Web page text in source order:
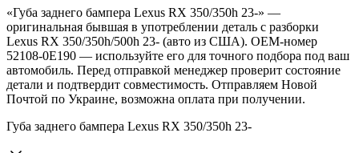
«Губа заднего бампера Lexus RX 350/350h 23-» —
оригинальная бывшая в употреблении деталь с разборки
Lexus RX 350/350h/500h 23- (авто из США). OEM-номер
52108-0E190 — используйте его для точного подбора под ваш
автомобиль. Перед отправкой менеджер проверит состояние
детали и подтвердит совместимость. Отправляем Новой
Почтой по Украине, возможна оплата при получении.
Губа заднего бампера Lexus RX 350/350h 23-